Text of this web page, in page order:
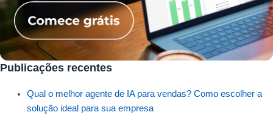
Publicações recentes
Qual o melhor agente de IA para vendas? Como escolher a
solução ideal para sua empresa